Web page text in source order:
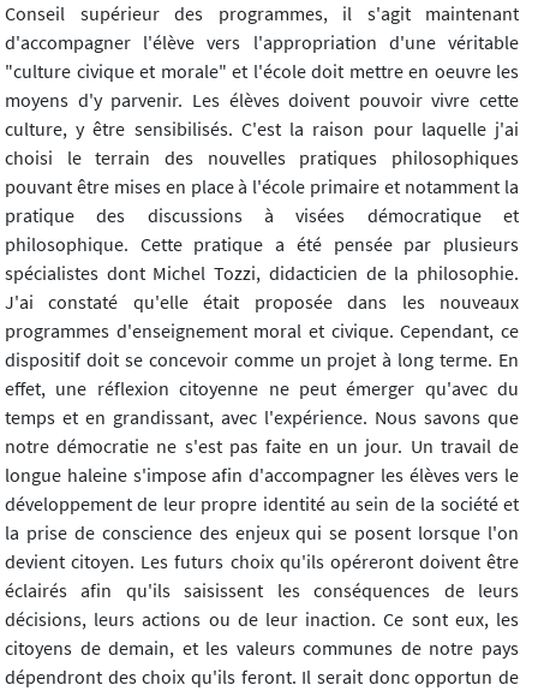
Conseil supérieur des programmes, il s'agit maintenant
d'accompagner l'élève vers l'appropriation d'une véritable
"culture civique et morale" et l'école doit mettre en oeuvre les
moyens d'y parvenir. Les élèves doivent pouvoir vivre cette
culture, y être sensibilisés. C'est la raison pour laquelle j'ai
choisi le terrain des nouvelles pratiques philosophiques
pouvant être mises en place à l'école primaire et notamment la
pratique des discussions à visées démocratique et
philosophique. Cette pratique a été pensée par plusieurs
spécialistes dont Michel Tozzi, didacticien de la philosophie.
J'ai constaté qu'elle était proposée dans les nouveaux
programmes d'enseignement moral et civique. Cependant, ce
dispositif doit se concevoir comme un projet à long terme. En
effet, une réflexion citoyenne ne peut émerger qu'avec du
temps et en grandissant, avec l'expérience. Nous savons que
notre démocratie ne s'est pas faite en un jour. Un travail de
longue haleine s'impose afin d'accompagner les élèves vers le
développement de leur propre identité au sein de la société et
la prise de conscience des enjeux qui se posent lorsque l'on
devient citoyen. Les futurs choix qu'ils opéreront doivent être
éclairés afin qu'ils saisissent les conséquences de leurs
décisions, leurs actions ou de leur inaction. Ce sont eux, les
citoyens de demain, et les valeurs communes de notre pays
dépendront des choix qu'ils feront. Il serait donc opportun de